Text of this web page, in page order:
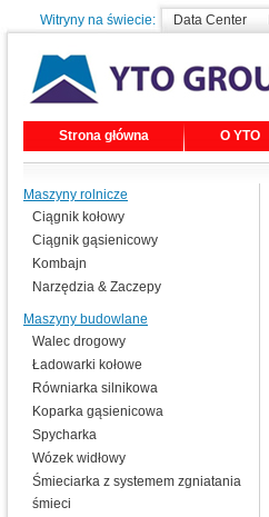
Witryny na świecie: Data Center
Strona główna O YTO
Maszyny rolnicze
Ciągnik kołowy
Ciągnik gąsienicowy
Kombajn
Narzędzia & Zaczepy
Maszyny budowlane
Walec drogowy
Ładowarki kołowe
Równiarka silnikowa
Koparka gąsienicowa
Spycharka
Wózek widłowy
Śmieciarka z systemem zgniatania
śmieci